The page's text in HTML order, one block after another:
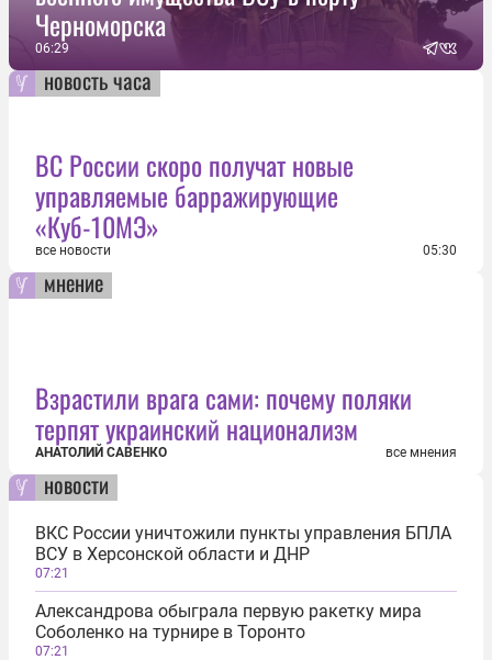
Черноморска
06:29
новость часа
ВС России скоро получат новые
управляемые барражирующие
«Куб-10МЭ»
все новости 05:30
мнение
Взрастили врага сами: почему поляки
терпят украинский национализм
АНАТОЛИЙ САВЕНКО все мнения
новости
ВКС России уничтожили пункты управления БПЛА
ВСУ в Херсонской области и ДНР
07:21
Александрова обыграла первую ракетку мира
Соболенко на турнире в Торонто
07:21